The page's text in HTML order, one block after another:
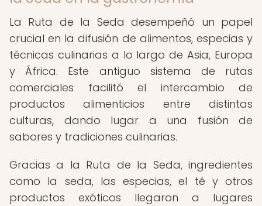
La Ruta de la Seda desempeñó un papel
crucial en la difusión de alimentos, especias y
técnicas culinarias a lo largo de Asia, Europa
y África. Este antiguo sistema de rutas
comerciales facilitó el intercambio de
productos alimenticios entre distintas
culturas, dando lugar a una fusión de
sabores y tradiciones culinarias.
Gracias a la Ruta de la Seda, ingredientes
como la seda, las especias, el té y otros
productos exóticos llegaron a lugares